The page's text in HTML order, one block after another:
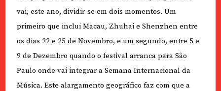
vai, este ano, dividir-se em dois momentos. Um
primeiro que inclui Macau, Zhuhai e Shenzhen entre
os dias 22 e 25 de Novembro, e um segundo, entre 5 e
9 de Dezembro quando o festival arranca para São
Paulo onde vai integrar a Semana Internacional da
Música. Este alargamento geográfico faz com que a